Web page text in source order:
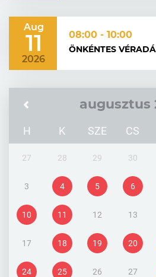
Aug
11
2026
08:00 - 10:00
ÖNKÉNTES
augusztus
H K SZE CS
27 28 29 30
3 4 5 6
10 11 12 13
17 18 19 20
24 25 26 27